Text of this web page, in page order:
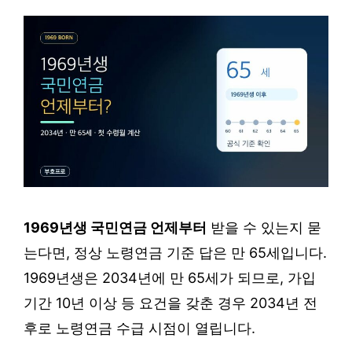
1969년생 국민연금 언제부터 받을 수 있는지 묻
는다면, 정상 노령연금 기준 답은 만 65세입니다.
1969년생은 2034년에 만 65세가 되므로, 가입
기간 10년 이상 등 요건을 갖춘 경우 2034년 전
후로 노령연금 수급 시점이 열립니다.